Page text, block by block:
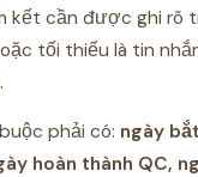
kết cần được ghi rõ
tối thiểu là tin
phải có: ngày
hoàn thành QC,